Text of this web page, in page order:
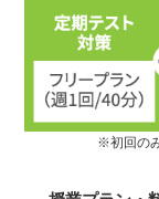
※初回の